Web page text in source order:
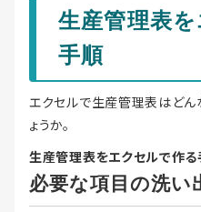
生産管理表
手順
エクセルで生産管理表はど
ょうか。
生産管理表をエクセルで作
必要な項目の洗い